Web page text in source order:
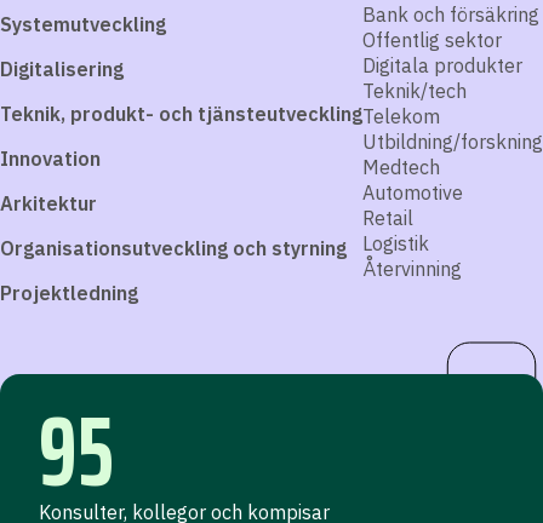
Systemutveckling
Digitalisering
Teknik, produkt- och tjänsteutveckling
Innovation
Arkitektur
Organisationsutveckling och styrning
Projektledning
Bank och försäkring
Offentlig sektor
Digitala produkter
Teknik/tech
Telekom
Utbildning/forskning
Medtech
Automotive
Retail
Logistik
Återvinning
95
Konsulter, kollegor och kompisar